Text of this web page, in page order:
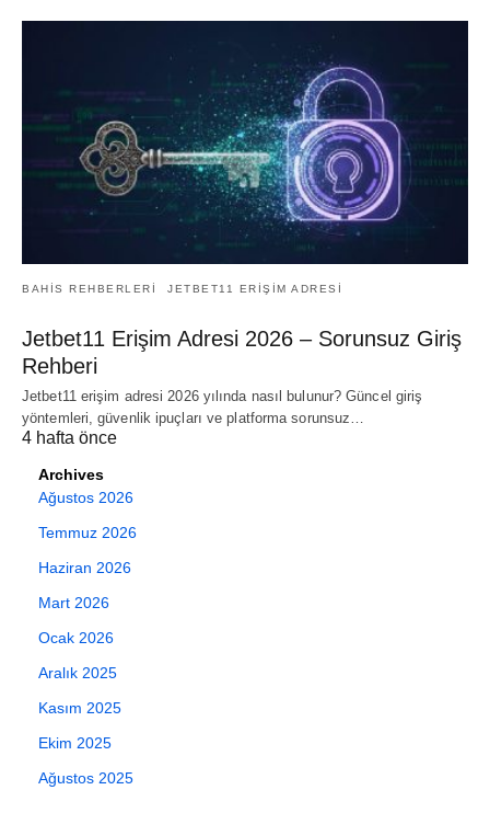
BAHIS REHBERLERI JETBET11 ERIŞIM ADRESI
Jetbet11 Erişim Adresi 2026 – Sorunsuz Giriş
Rehberi
Jetbet11 erişim adresi 2026 yılında nasıl bulunur? Güncel giriş
yöntemleri, güvenlik ipuçları ve platforma sorunsuz…
4 hafta önce
Archives
Ağustos 2026
Temmuz 2026
Haziran 2026
Mart 2026
Ocak 2026
Aralık 2025
Kasım 2025
Ekim 2025
Ağustos 2025